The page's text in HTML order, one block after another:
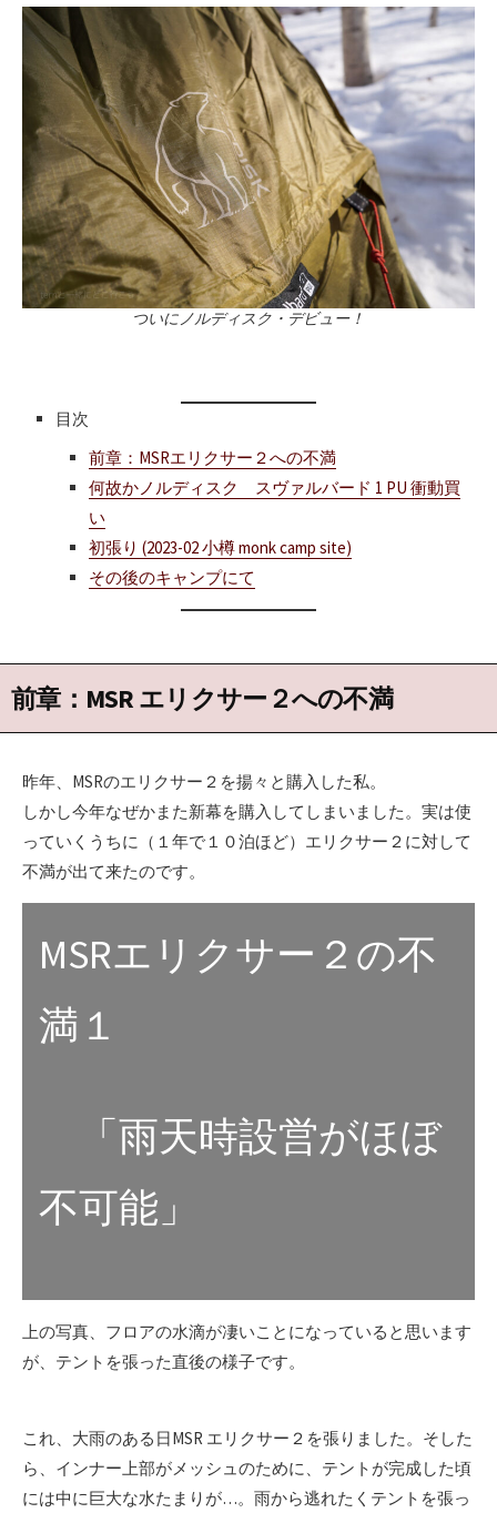
ついにノルディスク・デビュー！
目次
前章：MSRエリクサー２への不満
何故かノルディスク スヴァルバード 1 PU 衝動買
い
初張り (2023-02 小樽 monk camp site)
その後のキャンプにて
前章：MSR エリクサー２への不満
昨年、MSRのエリクサー２を揚々と購入した私。
しかし今年なぜかまた新幕を購入してしまいました。実は使
っていくうちに（１年で１０泊ほど）エリクサー２に対して
不満が出て来たのです。
MSRエリクサー２の不
満１
「雨天時設営がほぼ
不可能」
上の写真、フロアの水滴が凄いことになっていると思います
が、テントを張った直後の様子です。
これ、大雨のある日MSR エリクサー２を張りました。そした
ら、インナー上部がメッシュのために、テントが完成した頃
には中に巨大な水たまりが…。雨から逃れたくテントを張っ